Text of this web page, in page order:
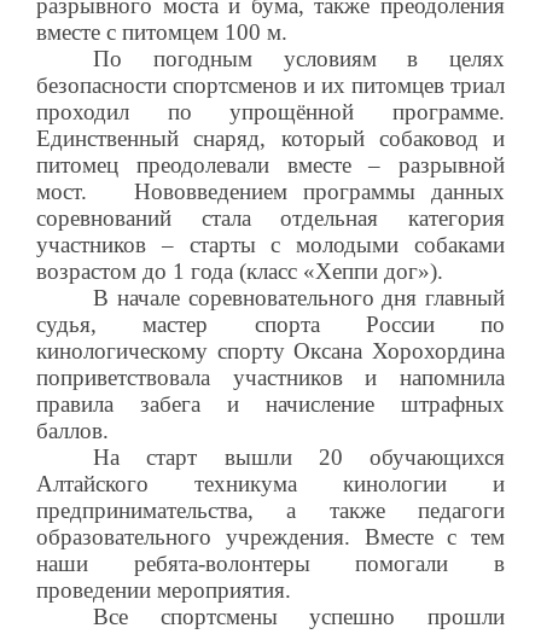
разрывного моста и бума, также преодоления
вместе с питомцем 100 м.
По погодным условиям в целях
безопасности спортсменов и их питомцев триал
проходил по упрощённой программе.
Единственный снаряд, который собаковод и
питомец преодолевали вместе – разрывной
мост.
Нововведением программы данных
соревнований стала отдельная категория
участников – старты с молодыми собаками
возрастом до 1 года (класс «Хеппи дог»).
В начале соревновательного дня главный
судья, мастер спорта России по
кинологическому спорту Оксана Хорохордина
поприветствовала участников и напомнила
правила забега и начисление штрафных
баллов.
На старт вышли 20 обучающихся
Алтайского техникума кинологии и
предпринимательства, а также педагоги
образовательного учреждения. Вместе с тем
наши ребята-волонтеры помогали в
проведении мероприятия.
Все спортсмены успешно прошли